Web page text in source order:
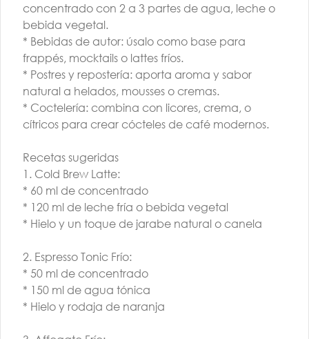
AGO | G3 | PM
$260.000
Conócenos
concentrado con 2 a 3 partes de agua, leche o
bebida vegetal.
* Bebidas de autor: úsalo como base para
frappés, mocktails o lattes fríos.
* Postres y repostería: aporta aroma y sabor
natural a helados, mousses o cremas.
* Coctelería: combina con licores, crema, o
cítricos para crear cócteles de café modernos.
Recetas sugeridas
1. Cold Brew Latte:
* 60 ml de concentrado
* 120 ml de leche fría o bebida vegetal
* Hielo y un toque de jarabe natural o canela
2. Espresso Tonic Frío:
* 50 ml de concentrado
* 150 ml de agua tónica
* Hielo y rodaja de naranja